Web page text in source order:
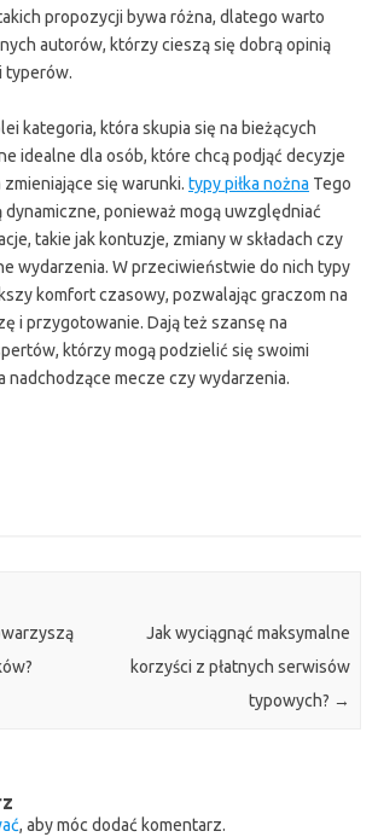
propozycji bywa różna, dlatego warto
autorów, którzy cieszą się dobrą opinią
typerów.
kategoria, która skupia się na bieżących
idealne dla osób, które chcą podjąć decyzje
się warunki. typy piłka nożna Tego
ponieważ mogą uwzględniać
takie jak kontuzje, zmiany w składach czy
wydarzenia. W przeciwieństwie do nich typy
komfort czasowy, pozwalając graczom na
i przygotowanie. Dają też szansę na
którzy mogą podzielić się swoimi
nadchodzące mecze czy wydarzenia.
Jak wyciągnąć maksymalne
korzyści z płatnych serwisów
typowych? →
, aby móc dodać komentarz.